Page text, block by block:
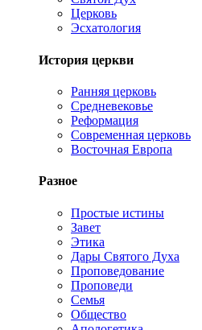
Церковь
Эсхатология
История церкви
Ранняя церковь
Средневековье
Реформация
Современная церковь
Восточная Европа
Разное
Простые истины
Завет
Этика
Дары Святого Духа
Проповедование
Проповеди
Семья
Общество